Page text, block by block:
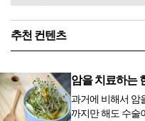
추천 컨텐츠
암을 치료하는
과거에 비해서 암
까지만 해도 수술